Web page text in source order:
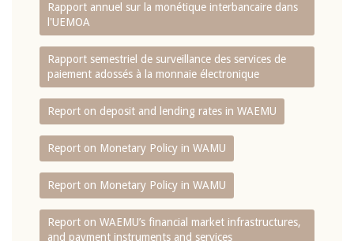
Rapport annuel sur la monétique interbancaire dans
l'UEMOA
Rapport semestriel de surveillance des services de
paiement adossés à la monnaie électronique
Report on deposit and lending rates in WAEMU
Report on Monetary Policy in WAMU
Report on Monetary Policy in WAMU
Report on WAEMU’s financial market infrastructures,
and payment instruments and services